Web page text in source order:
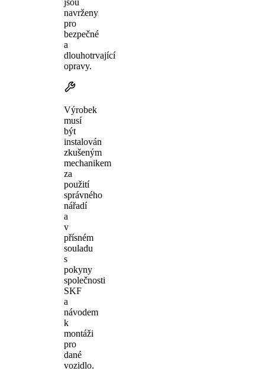
navrženy
pro
bezpečné
a
dlouhotrvající
opravy.
Výrobek
musí
být
instalován
zkušeným
mechanikem
za
použití
správného
nářadí
a
v
přísném
souladu
s
pokyny
společnosti
SKF
a
návodem
k
montáži
pro
dané
vozidlo.